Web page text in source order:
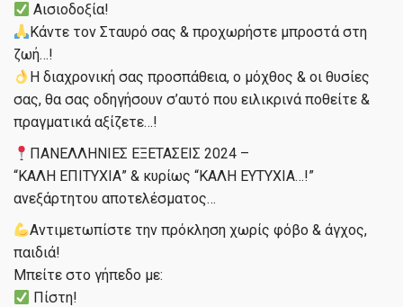
Αισιοδοξία!
Κάντε τον Σταυρό σας & προχωρήστε μπροστά στη
ζωή…!
Η διαχρονική σας προσπάθεια, ο μόχθος & οι θυσίες
σας, θα σας οδηγήσουν σ’αυτό που ειλικρινά ποθείτε &
πραγματικά αξίζετε…!
ΠΑΝΕΛΛΗΝΙΕΣ ΕΞΕΤΑΣΕΙΣ 2024 –
“ΚΑΛΗ ΕΠΙΤΥΧΙΑ” & κυρίως “ΚΑΛΗ ΕΥΤΥΧΙΑ…!”
ανεξάρτητου αποτελέσματος…
Αντιμετωπίστε την πρόκληση χωρίς φόβο & άγχος,
παιδιά!
Μπείτε στο γήπεδο με:
Πίστη!